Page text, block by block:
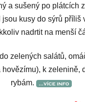
a sušený po plátcích
jsou kusy do sýrů příliš
nadrtit na menší
zelených salátů,
hovězímu), k zelenině,
rybám.